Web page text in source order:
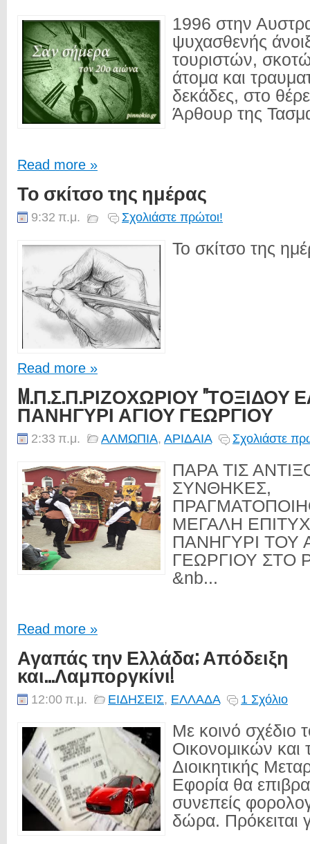
1996 στην
ψυχασθενής
τουριστών,
άτομα και
δεκάδες, στο
Άρθουρ της
Read more »
Το σκίτσο της ημέρας
9:32 π.μ. Σχολιάστε πρώτοι!
Το σκίτσο της
Read more »
M.Π.Σ.Π.ΡΙΖΟΧΩΡΙΟΥ "ΤΟΞΙΔΟΥ
ΠΑΝΗΓΥΡΙ ΑΓΙΟΥ ΓΕΩΡΓΙΟΥ
2:33 π.μ. ΑΛΜΩΠΙΑ, ΑΡΙΔΑΙΑ Σχολιάστε
ΠΑΡΑ ΤΙΣ
ΣΥΝΘΗΚΕΣ,
ΜΕΓΑΛΗ
ΠΑΝΗΓΥΡΙ ΤΟΥ
ΓΕΩΡΓΙΟΥ ΣΤΟ
&nb...
Read more »
Αγαπάς την Ελλάδα; Απόδειξη
και...Λαμποργκίνι!
12:00 π.μ. ΕΙΔΗΣΕΙΣ, ΕΛΛΑΔΑ 1 Σχόλιο
Με κοινό σχέδιο
Οικονομικών και
Διοικητικής
Εφορία θα
συνεπείς
δώρα. Πρόκειται